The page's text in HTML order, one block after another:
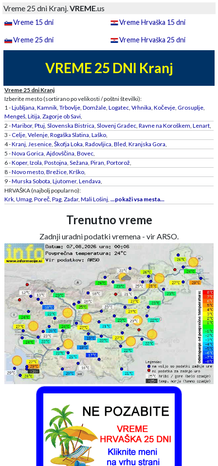
Vreme 25 dni Kranj.VREME.us
Vreme 15 dni Vreme Hrvaška 15 dni
Vreme 25 dni Vreme Hrvaška 25 dni
VREME 25 DNI Kranj
Vreme 25 dni Kranj
Izberite mesto (sortirano po velikosti / poštni številki):
1 -Ljubljana, Kamnik, Trbovlje, Domžale, Logatec, Vrhnika, Kočevje, Grosuplje,
Mengeš, Litija, Zagorje ob Savi,
2 -Maribor, Ptuj, Slovenska Bistrica, Slovenj Gradec, Ravne na Koroškem, Lenart,
3 -Celje, Velenje, Rogaška Slatina, Laško,
4 -Kranj, Jesenice, Škofja Loka, Radovljica, Bled, Kranjska Gora,
5 -Nova Gorica, Ajdovščina, Bovec,
6 -Koper, Izola, Postojna, Sežana, Piran, Portorož,
8 -Novo mesto, Brežice, Krško,
9 -Murska Sobota, Ljutomer, Lendava,
HRVAŠKA (najbolj popularno):
Krk, Umag, Poreč, Pag, Zadar, Mali Lošinj, ...pokaži vsa mesta...
Trenutno vreme
Zadnji uradni podatki vremena - vir ARSO.